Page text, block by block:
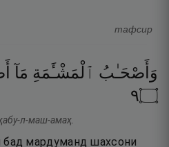
тафсир
وَأَصْحَـٰبُ ٱلْمَشْـَٔمَةِ مَآ
۝٩
л-маш-амаҳ.
бад мардуманд шахсони